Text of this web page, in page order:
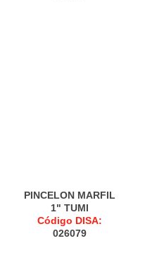
PINCELON MARFIL
1" TUMI
Código DISA:
026079